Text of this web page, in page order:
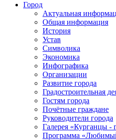
Город
Актуальная
Общая информация
История
Устав
Символика
Экономика
Инфографика
Организации
Развитие города
Градостроительная
Гостям города
Почётные граждане
Руководители города
Галерея «Курганцы -
Программа